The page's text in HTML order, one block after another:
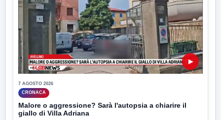
▶
7 AGOSTO 2026
CRONACA
Malore o aggressione? Sarà l'autopsia a chiarire il
giallo di Villa Adriana